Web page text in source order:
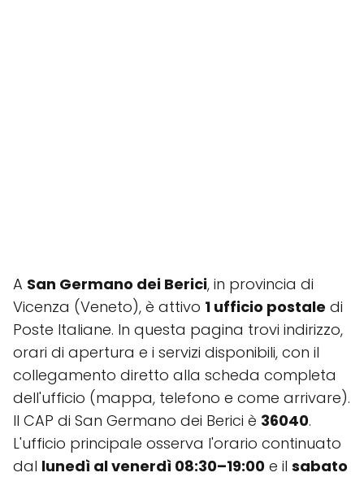
A San Germano dei Berici, in provincia di
Vicenza (Veneto), è attivo 1 ufficio postale di
Poste Italiane. In questa pagina trovi indirizzo,
orari di apertura e i servizi disponibili, con il
collegamento diretto alla scheda completa
dell'ufficio (mappa, telefono e come arrivare).
Il CAP di San Germano dei Berici è 36040.
L'ufficio principale osserva l'orario continuato
dal lunedì al venerdì 08:30–19:00 e il sabato